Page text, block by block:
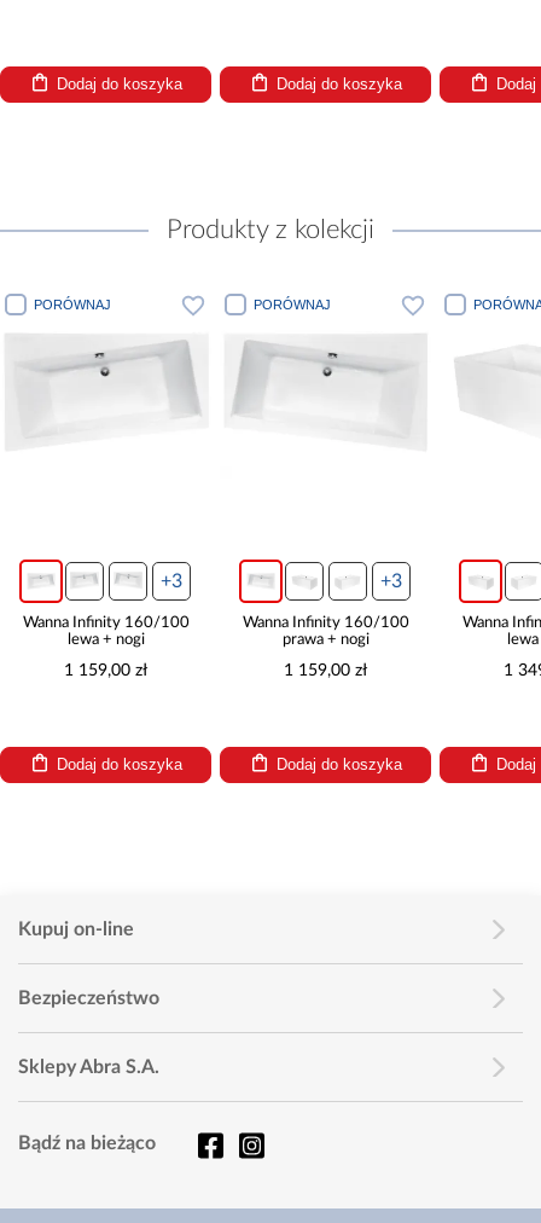
Dodaj do koszyka Dodaj do koszyka
Produkty z kolekcji
PORÓWNAJ
+3
Wanna Infinity 160/100
lewa + nogi
1 159,00 zł
Dodaj do koszyka
PORÓWNAJ
+3
Wanna Infinity 160/100
prawa + nogi
1 159,00 zł
Dodaj do koszyka
Wanna
1
Kupuj on-line
Bezpieczeństwo
Sklepy Abra S.A.
Bądź na bieżąco